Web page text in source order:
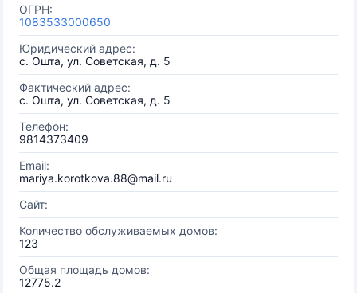
ОГРН:
1083533000650
Юридический адрес:
с. Ошта, ул. Советская, д. 5
Фактический адрес:
с. Ошта, ул. Советская, д. 5
Телефон:
9814373409
Email:
mariya.korotkova.88@mail.ru
Сайт:
Количество обслуживаемых домов:
123
Общая площадь домов:
12775.2